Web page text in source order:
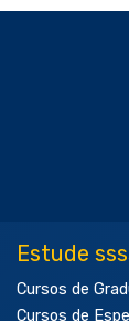
Estude
Cursos de
Cursos de